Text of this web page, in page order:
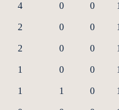
4 0 0
2 0 0
2 0 0
1 0 0
1 1 0